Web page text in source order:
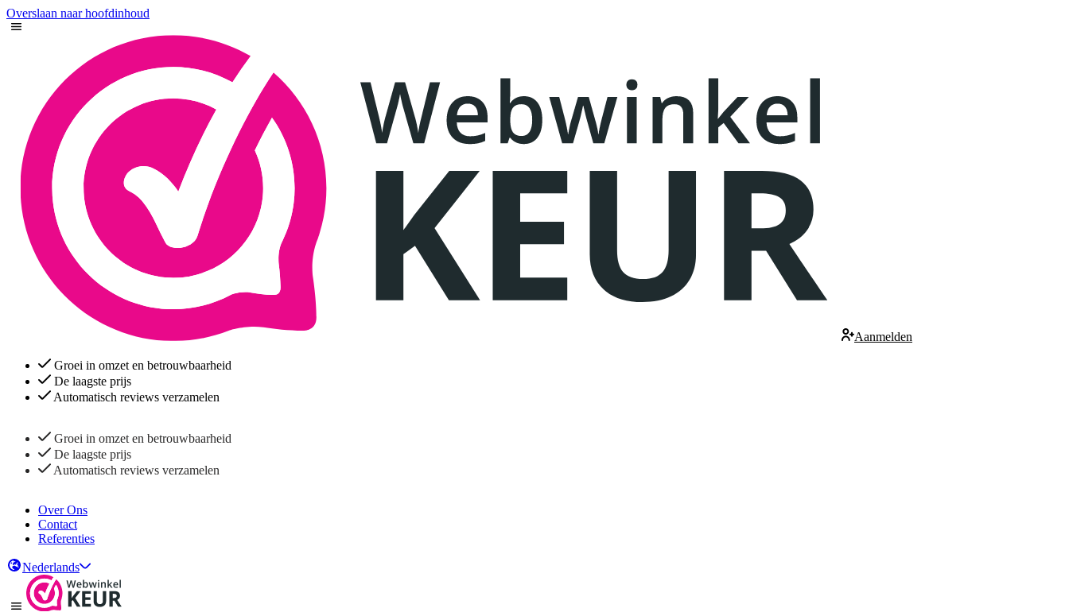
Overslaan naar hoofdinhoud
Aanmelden
Groei in omzet en betrouwbaarheid
De laagste prijs
Automatisch reviews verzamelen
Groei in omzet en betrouwbaarheid
De laagste prijs
Automatisch reviews verzamelen
Over Ons
Contact
Referenties
Nederlands